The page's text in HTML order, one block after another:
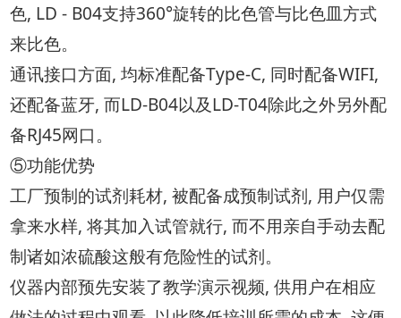
色, LD - B04支持360°旋转的比色管与比色皿方式
来比色。
通讯接口方面, 均标准配备Type-C, 同时配备WIFI,
还配备蓝牙, 而LD-B04以及LD-T04除此之外另外配
备RJ45网口。
⑤功能优势
工厂预制的试剂耗材, 被配备成预制试剂, 用户仅需
拿来水样, 将其加入试管就行, 而不用亲自手动去配
制诸如浓硫酸这般有危险性的试剂。
仪器内部预先安装了教学演示视频, 供用户在相应